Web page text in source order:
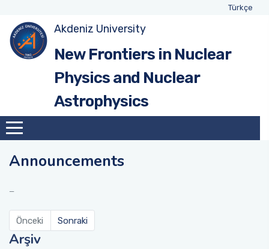
Türkçe
Akdeniz University
New Frontiers in Nuclear
Physics and Nuclear
Astrophysics
Announcements
Önceki Sonraki
Arşiv